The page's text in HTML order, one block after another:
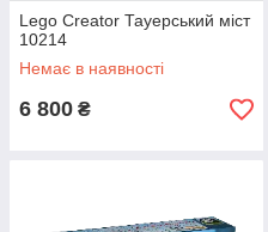
Lego Creator Тауерський міст
10214
Немає в наявності
6 800 ₴